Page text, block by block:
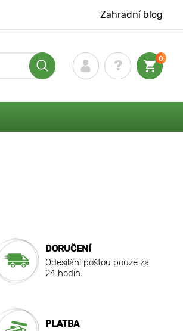
Zahradní blog
0
DORUČENÍ
Odesílání poštou pouze za
24 hodin.
PLATBA